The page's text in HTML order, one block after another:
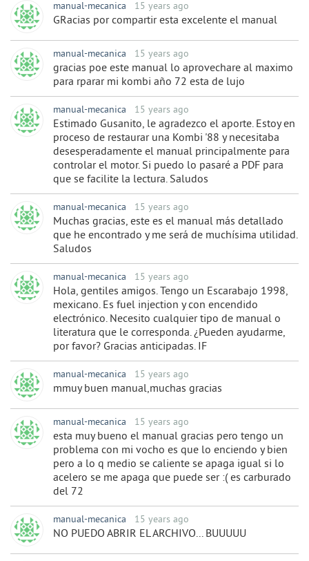
manual-mecanica 15 years ago
GRacias por compartir esta excelente el manual
manual-mecanica 15 years ago
gracias poe este manual lo aprovechare al maximo
para rparar mi kombi año 72 esta de lujo
manual-mecanica 15 years ago
Estimado Gusanito, le agradezco el aporte. Estoy en
proceso de restaurar una Kombi '88 y necesitaba
desesperadamente el manual principalmente para
controlar el motor. Si puedo lo pasaré a PDF para
que se facilite la lectura. Saludos
manual-mecanica 15 years ago
Muchas gracias, este es el manual más detallado
que he encontrado y me será de muchísima utilidad.
Saludos
manual-mecanica 15 years ago
Hola, gentiles amigos. Tengo un Escarabajo 1998,
mexicano. Es fuel injection y con encendido
electrónico. Necesito cualquier tipo de manual o
literatura que le corresponda. ¿Pueden ayudarme,
por favor? Gracias anticipadas. IF
manual-mecanica 15 years ago
mmuy buen manual,muchas gracias
manual-mecanica 15 years ago
esta muy bueno el manual gracias pero tengo un
problema con mi vocho es que lo enciendo y bien
pero a lo q medio se caliente se apaga igual si lo
acelero se me apaga que puede ser :( es carburado
del 72
manual-mecanica 15 years ago
NO PUEDO ABRIR EL ARCHIVO... BUUUUU